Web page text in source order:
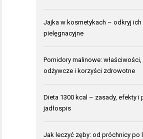
Jajka w kosmetykach – odkryj ich
pielęgnacyjne
Pomidory malinowe:
odżywcze i korzyści zdrowotne
Dieta 1300 kcal – zasady, efekty i
jadłospis
Jak leczyć zęby: od próchnicy po